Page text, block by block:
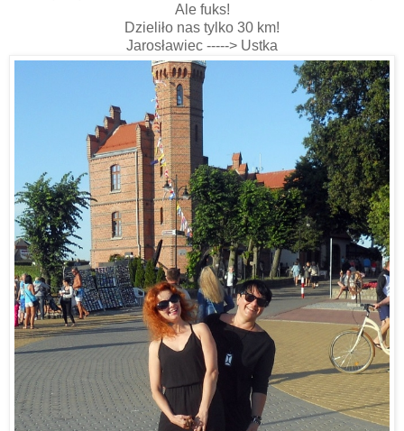
Ale fuks!
Dzieliło nas tylko 30 km!
Jarosławiec -----> Ustka